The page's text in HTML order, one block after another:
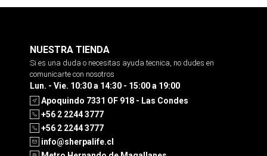
NUESTRA TIENDA
Si es una duda o necesitas ayuda tecnica, no dudes en
comunicarte con nosotros
Lun. - Vie. 10:30 a 14:30 - 15:00 a 19:00
Apoquindo 7331 OF 918 - Las Condes
+56 2 2244 3777
+56 2 2244 3777
info@sherpalife.cl